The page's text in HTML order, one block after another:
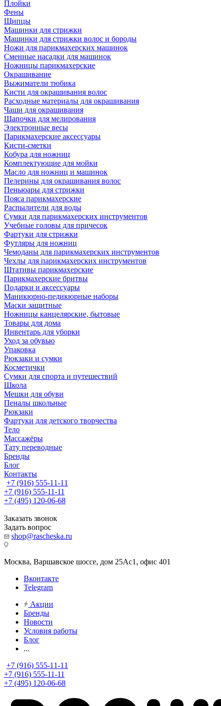
Плойки
Фены
Щипцы
Машинки для стрижки
Машинки для стрижки волос и бороды
Ножи для парикмахерских машинок
Сменные насадки для машинок
Ножницы парикмахерские
Окрашивание
Выжиматели тюбика
Кисти для окрашивания волос
Расходные материалы для окрашивания
Чаши для окрашивания
Шапочки для мелирования
Электронные весы
Парикмахерские аксессуары
Кисти-сметки
Кобура для ножниц
Комплектующие для мойки
Масло для ножниц и машинок
Пелерины для окрашивания волос
Пеньюары для стрижки
Пояса парикмахерские
Распылители для воды
Сумки для парикмахерских инструментов
Учебные головы для причесок
Фартуки для стрижки
Футляры для ножниц
Чемоданы для парикмахерских инструментов
Чехлы для парикмахерских инструментов
Штативы парикмахерские
Парикмахерские бритвы
Подарки и аксессуары
Маникюрно-педикюрные наборы
Маски защитные
Ножницы канцелярские, бытовые
Товары для дома
Инвентарь для уборки
Уход за обувью
Упаковка
Рюкзаки и сумки
Косметички
Сумки для спорта и путешествий
Школа
Мешки для обуви
Пеналы школьные
Рюкзаки
Фартуки для детского творчества
Тело
Массажёры
Тату переводные
Бренды
Блог
Контакты
+7 (916) 555-11-11
+7 (916) 555-11-11
+7 (495) 120-06-68
Заказать звонок
Задать вопрос
shop@rascheska.ru
Москва, Варшавское шоссе, дом 25Аc1, офис 401
Вконтакте
Telegram
Акции
Бренды
Новости
Условия работы
Блог
...
+7 (916) 555-11-11
+7 (916) 555-11-11
+7 (495) 120-06-68